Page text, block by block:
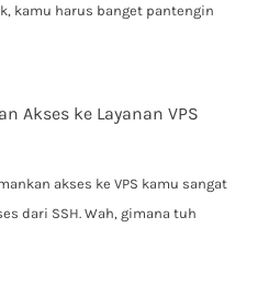
kamu harus banget pantengin
Akses ke Layanan VPS
akses ke VPS kamu sangat
dari SSH. Wah, gimana tuh